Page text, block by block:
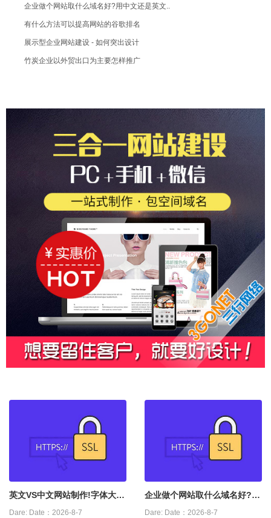
企业做个网站取什么域名好?用中文还是英文..
有什么方法可以提高网站的谷歌排名
展示型企业网站建设 - 如何突出设计
竹炭企业以外贸出口为主要怎样推广
接老外单?外贸报价里面要包含哪些内容
做外贸生意要怎样搞?找到更多的外贸业务
如何判别广交会网站的可信度
做百度推广一个月要花多少钱
除了做百度推广还有没有其他推广方式比较有..
怎样排版公司网站页面让网页蓬荜生辉
英文VS中文网站制作!字体大小
谁大谁小
Dare: Date：2026-8-7
企业做个网站取什么域名好?用
中文还是英文好
Dare: Date：2026-8-7